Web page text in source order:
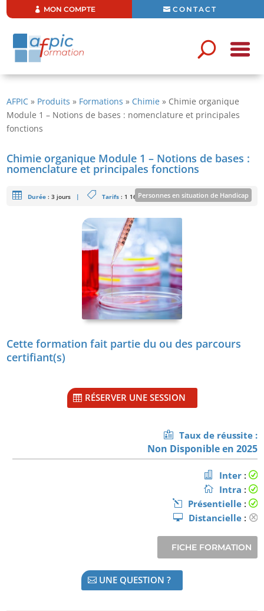
CONTACT
MON COMPTE
AFPIC » Produits » Formations » Chimie » Chimie organique
Module 1 – Notions de bases : nomenclature et principales
fonctions
Chimie organique Module 1 – Notions de bases :
nomenclature et principales fonctions
Durée :3 jours | Tarifs : 1 160 €| Capacité d’accueil: 6
Personnes en situation de Handicap
Formation ouverte aux personnes en situation de handicap sous
Cette formation fait partie du ou des parcours
certifiant(s)
RÉSERVER UNE SESSION
Taux de réussite :
Non Disponible en 2025
Inter:
Intra :
Présentielle:
Distancielle:
UNE QUESTION ?